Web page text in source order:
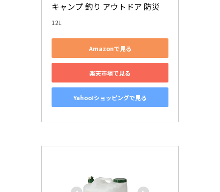
キャンプ 釣り アウトドア 防災
12L
Amazonで見る
楽天市場で見る
Yahoo!ショッピングで見る